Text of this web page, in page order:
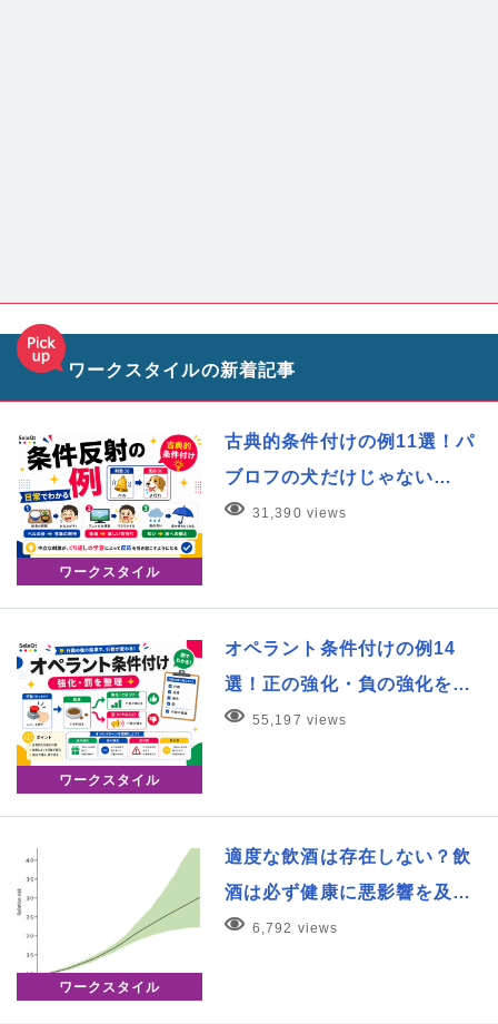
ワークスタイルの新着記事
ワークスタイル
古典的条件付けの例11選！パ
ブロフの犬だけじゃない…
31,390 views
ワークスタイル
オペラント条件付けの例14
選！正の強化・負の強化を…
55,197 views
ワークスタイル
適度な飲酒は存在しない？飲
酒は必ず健康に悪影響を及…
6,792 views